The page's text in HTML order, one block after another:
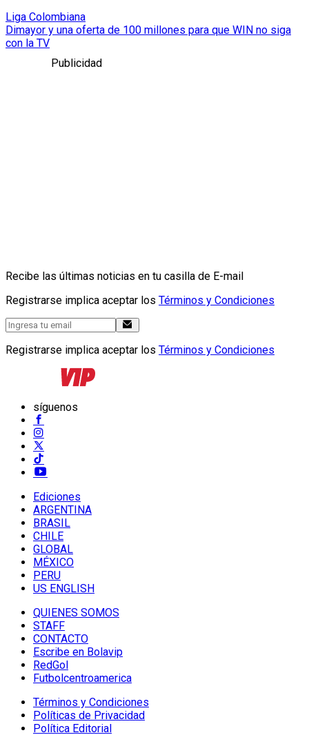
Liga Colombiana
Dimayor y una oferta de 100 millones para que WIN no siga
con la TV
Publicidad
Recibe las últimas noticias en tu casilla de E-mail
Registrarse implica aceptar los Términos y Condiciones
Registrarse implica aceptar los Términos y Condiciones
síguenos
Ediciones
ARGENTINA
BRASIL
CHILE
GLOBAL
MÉXICO
PERU
US ENGLISH
QUIENES SOMOS
STAFF
CONTACTO
Escribe en Bolavip
RedGol
Futbolcentroamerica
Términos y Condiciones
Políticas de Privacidad
Política Editorial